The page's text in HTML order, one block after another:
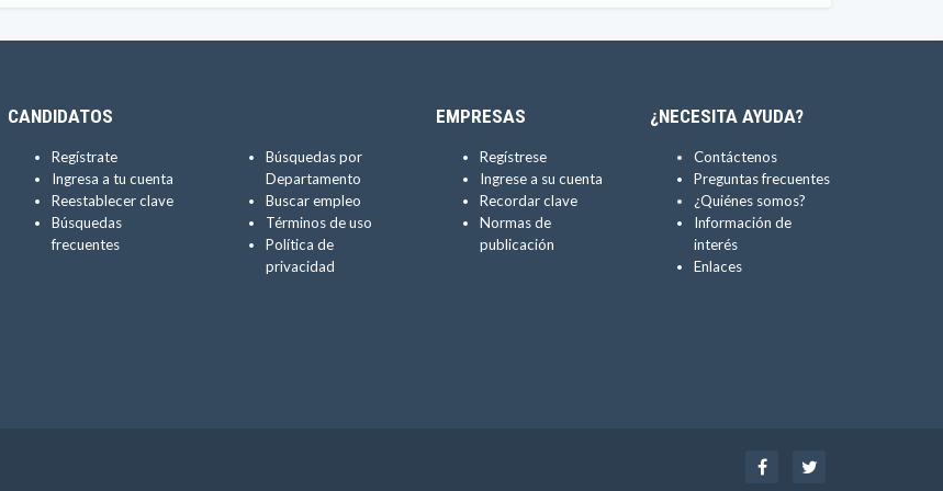
CANDIDATOS
Regístrate
Ingresa a tu cuenta
Reestablecer clave
Búsquedas
frecuentes
Búsquedas por
Departamento
Buscar empleo
Términos de uso
Política de
privacidad
EMPRESAS
Regístrese
Ingrese a su cuenta
Recordar clave
Normas de
publicación
¿NECESITA AYUDA?
Contáctenos
Preguntas frecuentes
¿Quiénes somos?
Información de
interés
Enlaces
FacebookTwitter